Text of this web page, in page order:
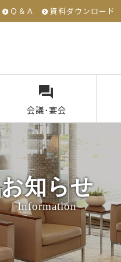
Ｑ＆Ａ 資料ダウンロード
会議･宴会
お知らせ
Information